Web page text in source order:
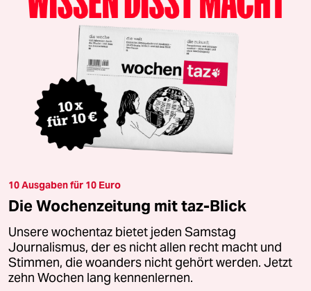
10 Ausgaben für 10 Euro
Die Wochenzeitung mit taz-Blick
Unsere wochentaz bietet jeden Samstag
Journalismus, der es nicht allen recht macht und
Stimmen, die woanders nicht gehört werden. Jetzt
zehn Wochen lang kennenlernen.